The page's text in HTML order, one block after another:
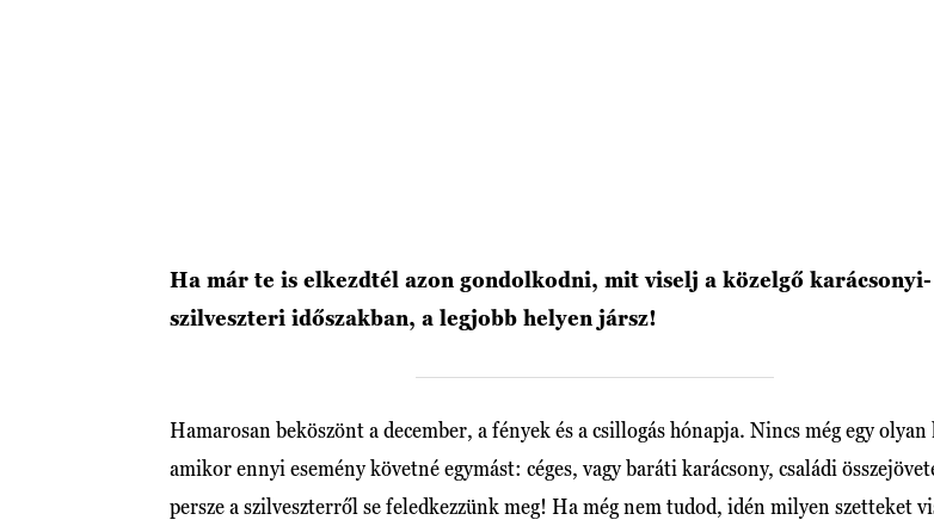
Ha már te is elkezdtél azon gondolkodni, mit viselj a közelgő karácsonyi-
szilveszteri időszakban, a legjobb helyen jársz!
Hamarosan beköszönt a december, a fények és a csillogás hónapja. Nincs még egy olyan
amikor ennyi esemény követné egymást: céges, vagy baráti karácsony, családi
persze a szilveszterről se feledkezzünk meg! Ha még nem tudod, idén milyen szetteket